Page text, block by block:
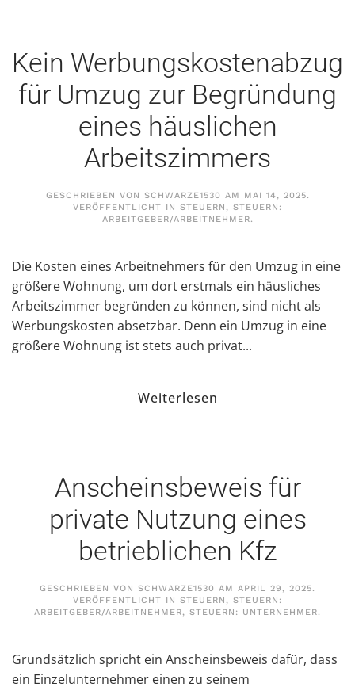
Kein Werbungskostenabzug
für Umzug zur Begründung
eines häuslichen
Arbeitszimmers
GESCHRIEBEN VON SCHWARZE1530 AM MAI 14, 2025.
VERÖFFENTLICHT IN STEUERN, STEUERN:
ARBEITGEBER/ARBEITNEHMER.
Die Kosten eines Arbeitnehmers für den Umzug in eine
größere Wohnung, um dort erstmals ein häusliches
Arbeitszimmer begründen zu können, sind nicht als
Werbungskosten absetzbar. Denn ein Umzug in eine
größere Wohnung ist stets auch privat...
Weiterlesen
Anscheinsbeweis für
private Nutzung eines
betrieblichen Kfz
GESCHRIEBEN VON SCHWARZE1530 AM APRIL 29, 2025.
VERÖFFENTLICHT IN STEUERN, STEUERN:
ARBEITGEBER/ARBEITNEHMER, STEUERN: UNTERNEHMER.
Grundsätzlich spricht ein Anscheinsbeweis dafür, dass
ein Einzelunternehmer einen zu seinem